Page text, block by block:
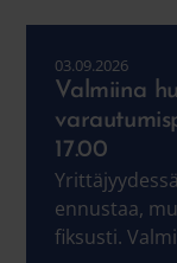
Valmiina
17.00
03.09.2026
ennustaa,
fiksusti.